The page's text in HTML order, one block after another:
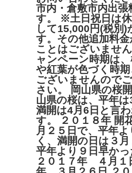
市内・倉敷市内出張
す。 ※土日祝日は
して15,000円(税別)
す。その他追加料
ことはございませ
ャンペーン時期は
や紅葉が色づく時
ございませんので
さい。 岡山県の桜
山県の桜は、平年は
満開は4月6日と言
す。 ２０１８年 開
月２５日で、平年
く、満開の日は３月
平年より９日早かっ
２０１７年 ４月１